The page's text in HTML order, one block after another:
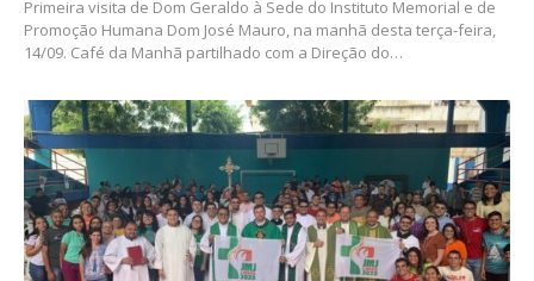
Primeira visita de Dom Geraldo à Sede do Instituto Memorial e de
Promoção Humana Dom José Mauro, na manhã desta terça-feira,
14/09. Café da Manhã partilhado com a Direção do…